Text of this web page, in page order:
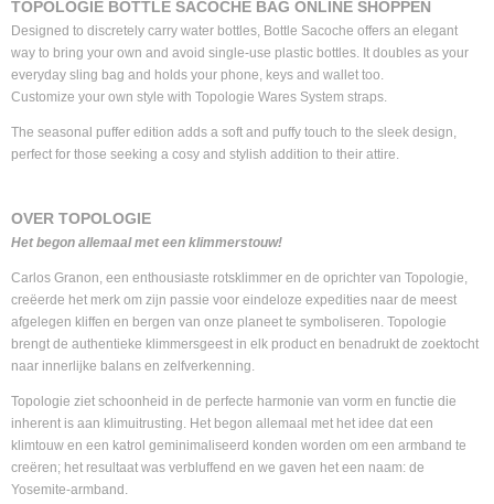
TOPOLOGIE BOTTLE SACOCHE BAG ONLINE SHOPPEN
Designed to discretely carry water bottles, Bottle Sacoche offers an elegant
way to bring your own and avoid single-use plastic bottles. It doubles as your
everyday sling bag and holds your phone, keys and wallet too.
Customize your own style with Topologie Wares System straps.
The seasonal puffer edition adds a soft and puffy touch to the sleek design,
perfect for those seeking a cosy and stylish addition to their attire.
OVER TOPOLOGIE
Het begon allemaal met een klimmerstouw!
Carlos Granon, een enthousiaste rotsklimmer en de oprichter van Topologie,
creëerde het merk om zijn passie voor eindeloze expedities naar de meest
afgelegen kliffen en bergen van onze planeet te symboliseren. Topologie
brengt de authentieke klimmersgeest in elk product en benadrukt de zoektocht
naar innerlijke balans en zelfverkenning.
Topologie ziet schoonheid in de perfecte harmonie van vorm en functie die
inherent is aan klimuitrusting. Het begon allemaal met het idee dat een
klimtouw en een katrol geminimaliseerd konden worden om een armband te
creëren; het resultaat was verbluffend en we gaven het een naam: de
Yosemite-armband.